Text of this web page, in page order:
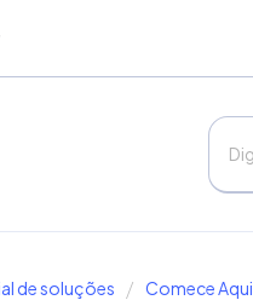
de soluções Comece Aqui